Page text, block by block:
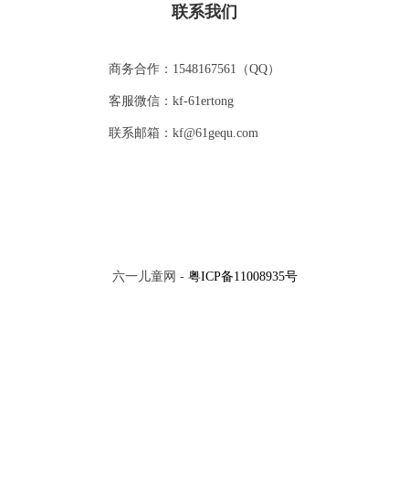
联系我们
商务合作：1548167561（QQ）
客服微信：kf-61ertong
联系邮箱：kf@61gequ.com
六一儿童网 - 粤ICP备11008935号